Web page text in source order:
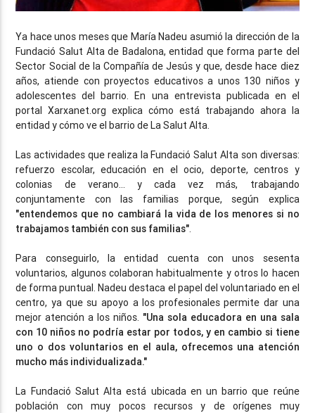
Ya hace unos meses que María Nadeu asumió la dirección de la
Fundació Salut Alta de Badalona, entidad que forma parte del
Sector Social de la Compañía de Jesús y que, desde hace diez
años, atiende con proyectos educativos a unos 130 niños y
adolescentes del barrio. En una entrevista publicada en el
portal Xarxanet.org explica cómo está trabajando ahora la
entidad y cómo ve el barrio de La Salut Alta.
Las actividades que realiza la Fundació Salut Alta son diversas:
refuerzo escolar, educación en el ocio, deporte, centros y
colonias de verano... y cada vez más, trabajando
conjuntamente con las familias porque, según explica
"entendemos que no cambiará la vida de los menores si no
trabajamos también con sus familias"
Para conseguirlo, la entidad cuenta con unos sesenta
voluntarios, algunos colaboran habitualmente y otros lo hacen
de forma puntual. Nadeu destaca el papel del voluntariado en el
centro, ya que su apoyo a los profesionales permite dar una
mejor atención a los niños. "Una sola educadora en una sala
con 10 niños no podría estar por todos, y en cambio si tiene
uno o dos voluntarios en el aula, ofrecemos una atención
mucho más individualizada."
La Fundació Salut Alta está ubicada en un barrio que reúne
población con muy pocos recursos y de orígenes muy